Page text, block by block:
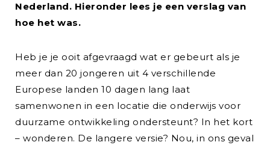
Nederland. Hieronder lees je een verslag van
hoe het was.
Heb je je ooit afgevraagd wat er gebeurt als je
meer dan 20 jongeren uit 4 verschillende
Europese landen 10 dagen lang laat
samenwonen in een locatie die onderwijs voor
duurzame ontwikkeling ondersteunt? In het kort
– wonderen. De langere versie? Nou, in ons geval